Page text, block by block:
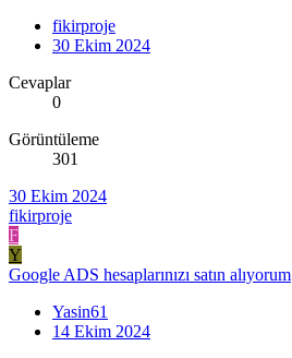
fikirproje
30 Ekim 2024
Cevaplar
0
Görüntüleme
301
30 Ekim 2024
fikirproje
F
Y
Google ADS hesaplarınızı satın alıyorum
Yasin61
14 Ekim 2024